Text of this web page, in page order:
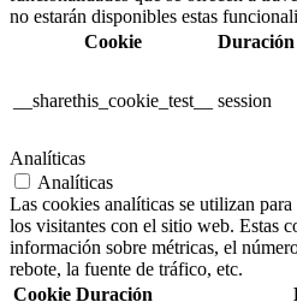
no estarán disponibles estas
Cookie
Duración
__sharethis_cookie_test__ session
Analíticas
Analíticas
Las cookies analíticas se utilizan
los visitantes con el sitio web. Estas
información sobre métricas, el
rebote, la fuente de tráfico, etc.
Cookie Duración